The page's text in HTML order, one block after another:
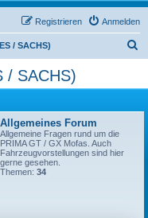
Anmelden
Registrieren
/ SACHS)
/ SACHS)
Allgemeines Forum
Allgemeine Fragen rund um die
PRIMA GT / GX Mofas. Auch
Fahrzeugvorstellungen sind hier
gerne gesehen.
Themen: 34